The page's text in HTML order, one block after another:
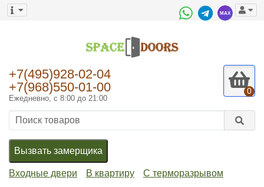
+7(495)928-02-04
+7(968)550-01-00
Ежедневно, с 8:00 до 21:00
0
Вызвать замерщика
Входные двери В квартиру С терморазрывом